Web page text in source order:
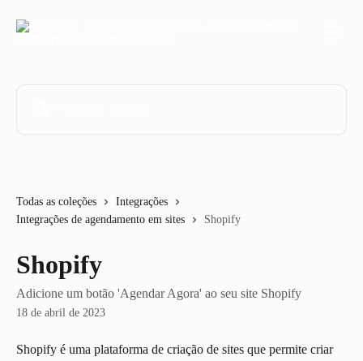
Todas as coleções
Integrações
Integrações de agendamento em sites
Shopify
Shopify
Adicione um botão 'Agendar Agora' ao seu site Shopify
18 de abril de 2023
Shopify é uma plataforma de criação de sites que permite criar